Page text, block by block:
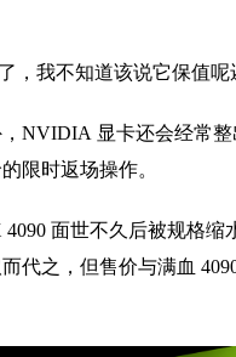
而代之，但售价与满血